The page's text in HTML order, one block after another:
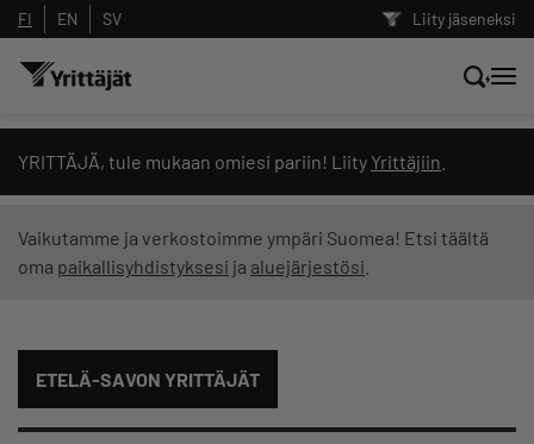
Liity jäseneksi
FI EN SV
YRITTÄJÄ, tule mukaan omiesi pariin! Liity Yrittäjiin
Vaikutamme ja verkostoimme ympäri Suomea! Etsi täältä
oma paikallisyhdistyksesi ja aluejärjestösi
ETELÄ-SAVON YRITTÄJÄT
Hae sivustolta tai kysy suoraan
Yrittäjien tekoälyltä
Suodata hakutuloksia: näytä kaikki sisältö